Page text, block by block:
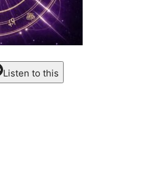
Listen to this